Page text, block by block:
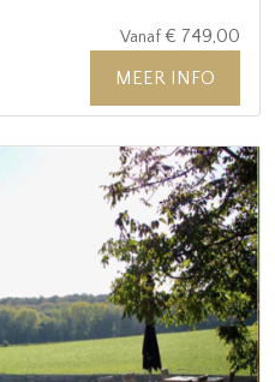
Vanaf€ 749,00
MEER INFO